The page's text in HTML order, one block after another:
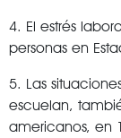
4. El estrés
personas en
5. Las
escuelan,
americanos, en